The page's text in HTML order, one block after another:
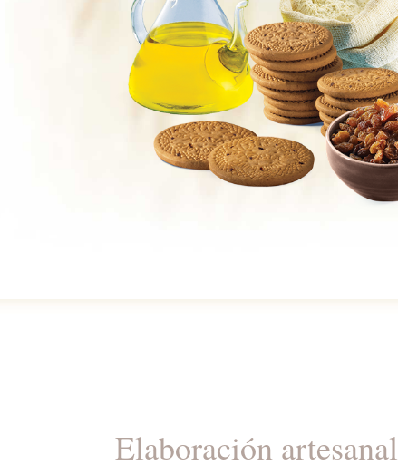
Elaboración artesanal